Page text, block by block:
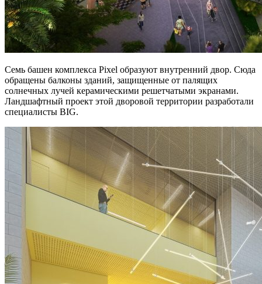
Семь башен комплекса Pixel образуют внутренний двор. Сюда
обращены балконы зданий, защищенные от палящих
солнечных лучей керамическими решетчатыми экранами.
Ландшафтный проект этой дворовой территории разработали
специалисты BIG.